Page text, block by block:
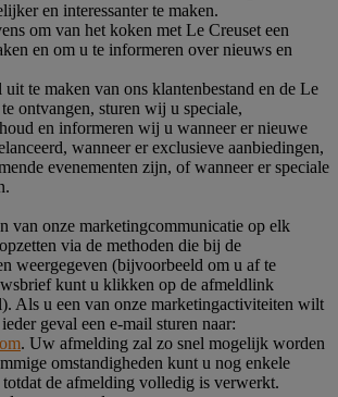
en interessanter te maken.
om van het koken met Le Creuset een
en om u te informeren over nieuws en
te maken van ons klantenbestand en de Le
ontvangen, sturen wij u speciale,
en informeren wij u wanneer er nieuwe
wanneer er exclusieve aanbiedingen,
evenementen zijn, of wanneer er speciale
van onze marketingcommunicatie op elk
via de methoden die bij de
weergegeven (bijvoorbeeld om u af te
kunt u klikken op de afmeldlink
Als u een van onze marketingactiviteiten wilt
geval een e-mail sturen naar:
. Uw afmelding zal zo snel mogelijk worden
omstandigheden kunt u nog enkele
de afmelding volledig is verwerkt.